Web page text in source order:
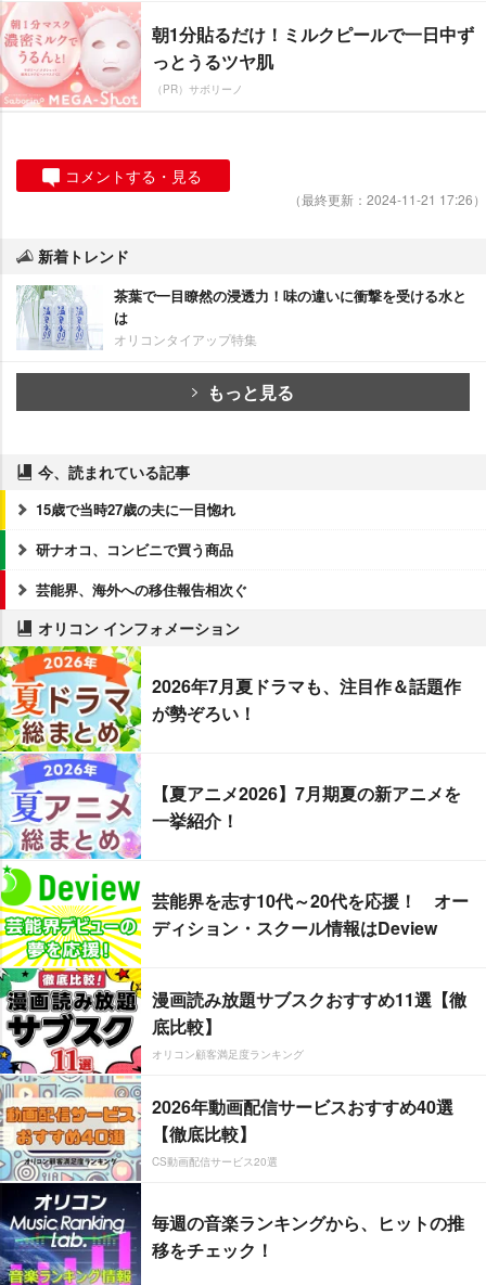
朝1分貼るだけ！ミルクピールで一日中ず
っとうるツヤ肌
（PR）サボリーノ
コメントする・見る
（最終更新：2024-11-21 17:26）
新着トレンド
茶葉で一目瞭然の浸透力！味の違いに衝撃を受ける水と
は
オリコンタイアップ特集
もっと見る
今、読まれている記事
15歳で当時27歳の夫に一目惚れ
研ナオコ、コンビニで買う商品
芸能界、海外への移住報告相次ぐ
オリコン インフォメーション
2026年7月夏ドラマも、注目作＆話題作
が勢ぞろい！
【夏アニメ2026】7月期夏の新アニメを
一挙紹介！
芸能界を志す10代～20代を応援！ オー
ディション・スクール情報はDeview
漫画読み放題サブスクおすすめ11選【徹
底比較】
オリコン顧客満足度ランキング
2026年動画配信サービスおすすめ40選
【徹底比較】
CS動画配信サービス20選
毎週の音楽ランキングから、ヒットの推
移をチェック！